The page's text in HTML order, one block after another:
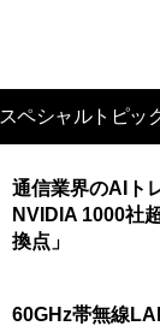
スペシャルトピッ
通信業界のAIト
NVIDIA 1000社
換点」
60GHz帯無線